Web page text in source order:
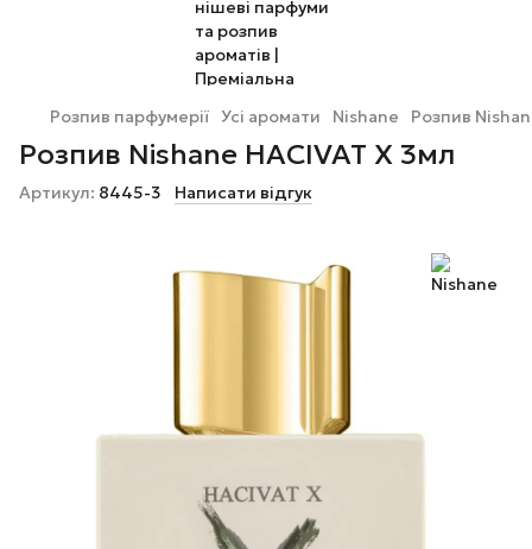
Розпив парфумерії Усі аромати Nishane Розпив
Розпив Nishane HACIVAT X 3мл
Артикул: 8445-3 Написати відгук